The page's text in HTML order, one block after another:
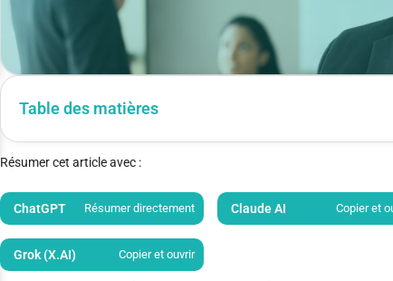
Table des matières
Résumer cet article avec :
ChatGPT Résumer directement Claude AI Copier et
Grok (X.AI) Copier et ouvrir